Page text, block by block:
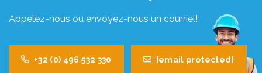
Appelez-nous ou envoyez-nous un courriel!
+32 (0) 496 532 330 [email protected]